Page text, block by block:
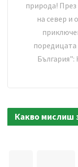
природа! През
на север и
Какво мислиш